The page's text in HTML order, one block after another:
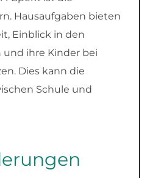
Hausaufgaben bieten
Einblick in den
und ihre Kinder bei
Dies kann die
Schule und